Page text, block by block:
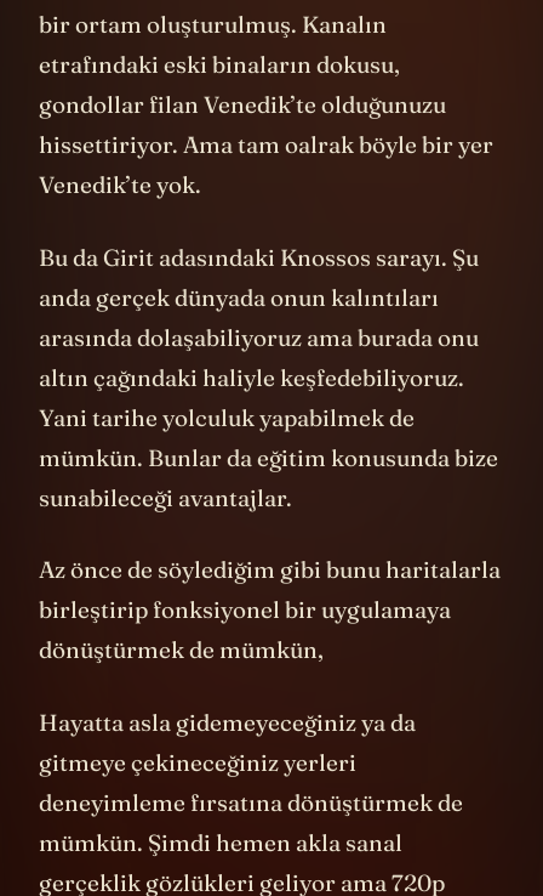
Ya da bu örnekte Venedik'ten etkilenerek
bir ortam oluşturulmuş. Kanalın
etrafındaki eski binaların dokusu,
gondollar filan Venedik’te olduğunuzu
hissettiriyor. Ama tam oalrak böyle bir yer
Bu da Girit adasındaki Knossos sarayı. Şu
anda gerçek dünyada onun kalıntıları
arasında dolaşabiliyoruz ama burada onu
altın çağındaki haliyle keşfedebiliyoruz.
Yani tarihe yolculuk yapabilmek de
mümkün. Bunlar da eğitim konusunda bize
Az önce de söylediğim gibi bunu haritalarla
birleştirip fonksiyonel bir uygulamaya
Hayatta asla gidemeyeceğiniz ya da
gitmeye çekineceğiniz yerleri
deneyimleme fırsatına dönüştürmek de
mümkün. Şimdi hemen akla sanal